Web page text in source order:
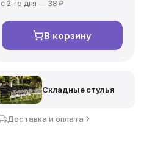
с 2-го дня — 38 ₽
В корзину
Складные стулья
Доставка и оплата